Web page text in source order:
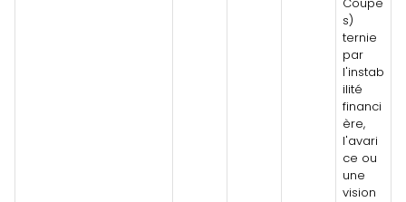
s)
ternie
par
l'instab
ilité
financi
ère,
l'avari
ce ou
une
vision